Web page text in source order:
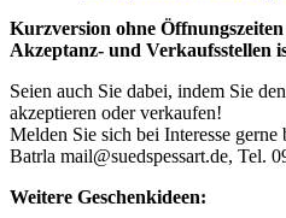
Kurzversion ohne
Akzeptanz- und Verkaufsstellen
Seien auch Sie dabei, indem Sie
akzeptieren oder verkaufen!
Melden Sie sich bei Interesse gerne
Batrla mail@suedspessart.de, Tel.
Weitere Geschenkideen: